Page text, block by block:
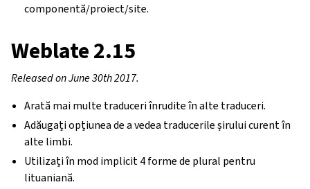
componentă/proiect/site.
Weblate 2.15
Released on June 30th 2017.
Arată mai multe traduceri înrudite în alte traduceri.
Adăugați opțiunea de a vedea traducerile șirului curent în
alte limbi.
Utilizați în mod implicit 4 forme de plural pentru
lituaniană.